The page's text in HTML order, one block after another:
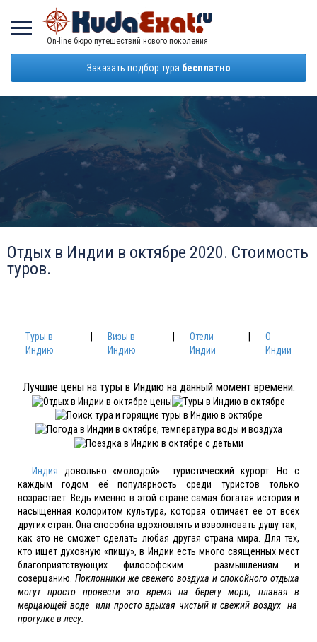
On-line бюро путешествий нового поколения
Заказать подбор тура бесплатно
Отдых в Индии в октябре 2020. Стоимость
туров.
Туры в
Индию
Визы в
Индию
Отели
Индии
О
Индии
Лучшие цены на туры в Индию на данный момент времени:
Индия довольно «молодой» туристический курорт. Но с
каждым годом её популярность среди туристов только
возрастает. Ведь именно в этой стране самая богатая история и
насыщенная колоритом культура, которая отличает ее от всех
других стран. Она способна вдохновлять и взволновать душу так,
как это не сможет сделать любая другая страна мира. Для тех,
кто ищет духовную «пищу», в Индии есть много священных мест
благоприятствующих философским размышлениям и
созерцанию. Поклонники же свежего воздуха и спокойного отдыха
могут просто провести это время на берегу моря, плавая в
мерцающей воде или просто вдыхая чистый и свежий воздух на
прогулке в лесу.